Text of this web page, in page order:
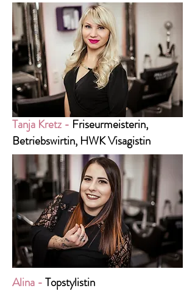
Tanja Kretz - Friseurmeisterin,
Betriebswirtin, HWK Visagistin
Alina -Topstylistin